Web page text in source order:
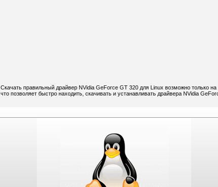
Скачать правильный драйвер NVidia GeForce GT 320 для Linux возможно только
что позволяет быстро находить, скачивать и устанавливать драйвера NVidia